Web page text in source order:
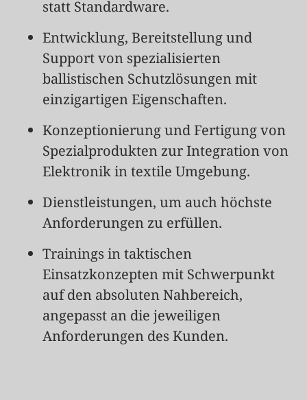
statt Standardware.
Entwicklung, Bereitstellung und
Support von spezialisierten
ballistischen Schutzlösungen mit
einzigartigen Eigenschaften.
Konzeptionierung und Fertigung von
Spezialprodukten zur Integration von
Elektronik in textile Umgebung.
Dienstleistungen, um auch höchste
Anforderungen zu erfüllen.
Trainings in taktischen
Einsatzkonzepten mit Schwerpunkt
auf den absoluten Nahbereich,
angepasst an die jeweiligen
Anforderungen des Kunden.